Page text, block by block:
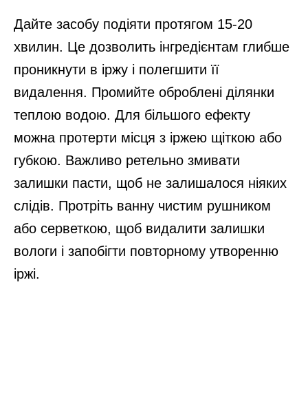
Дайте засобу подіяти протягом 15-20
хвилин. Це дозволить інгредієнтам глибше
проникнути в іржу і полегшити її
видалення. Промийте оброблені ділянки
теплою водою. Для більшого ефекту
можна протерти місця з іржею щіткою або
губкою. Важливо ретельно змивати
залишки пасти, щоб не залишалося ніяких
слідів. Протріть ванну чистим рушником
або серветкою, щоб видалити залишки
вологи і запобігти повторному утворенню
іржі.